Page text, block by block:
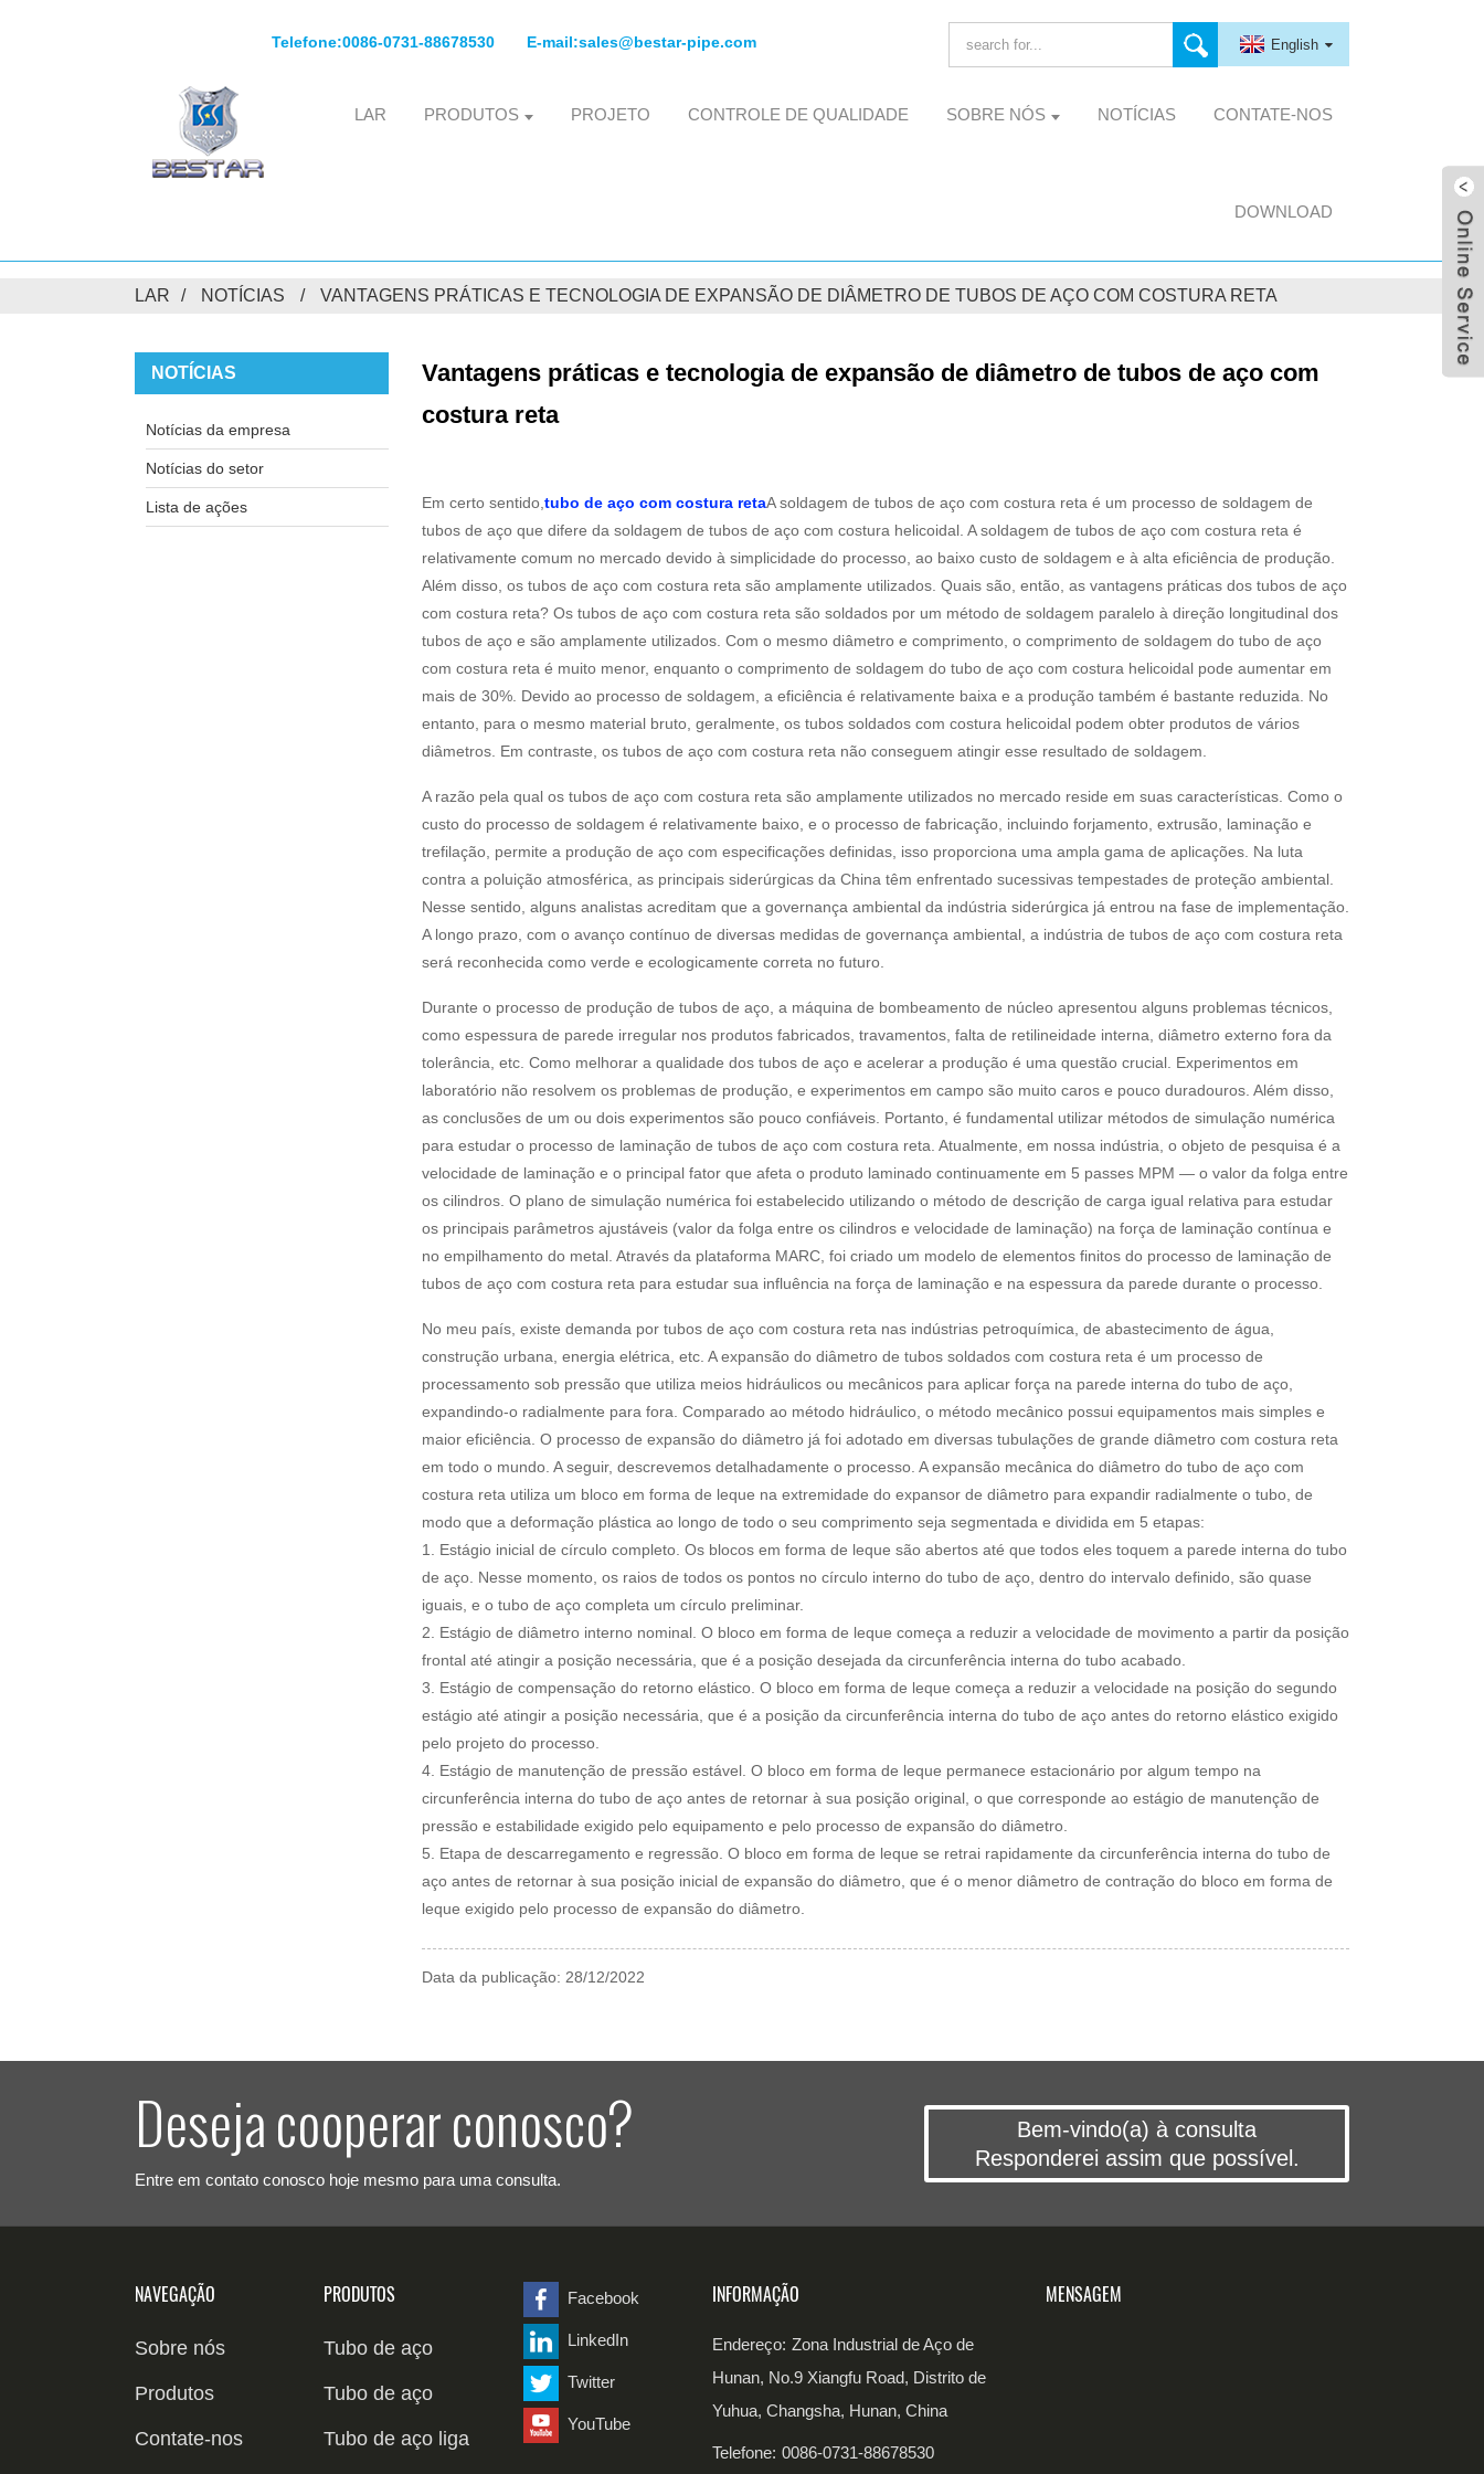
Telefone:0086-0731-88678530 E-mail:sales@bestar-pipe.com English
LAR PRODUTOS PROJETO CONTROLE DE QUALIDADE SOBRE NÓS NOTÍCIAS CONTATE-NOS
DOWNLOAD
LAR NOTÍCIAS VANTAGENS PRÁTICAS E TECNOLOGIA DE EXPANSÃO DE DIÂMETRO DE TUBOS DE AÇO COM COSTURA RETA
NOTÍCIAS
Notícias da empresa
Notícias do setor
Lista de ações
Vantagens práticas e tecnologia de expansão de diâmetro de tubos de aço com
costura reta
Em certo sentido, tubo de aço com costura retaA soldagem de tubos de aço com costura reta é um processo de soldagem de
tubos de aço que difere da soldagem de tubos de aço com costura helicoidal. A soldagem de tubos de aço com costura reta é
relativamente comum no mercado devido à simplicidade do processo, ao baixo custo de soldagem e à alta eficiência de produção.
Além disso, os tubos de aço com costura reta são amplamente utilizados. Quais são, então, as vantagens práticas dos tubos de aço
com costura reta? Os tubos de aço com costura reta são soldados por um método de soldagem paralelo à direção longitudinal dos
tubos de aço e são amplamente utilizados. Com o mesmo diâmetro e comprimento, o comprimento de soldagem do tubo de aço
com costura reta é muito menor, enquanto o comprimento de soldagem do tubo de aço com costura helicoidal pode aumentar em
mais de 30%. Devido ao processo de soldagem, a eficiência é relativamente baixa e a produção também é bastante reduzida. No
entanto, para o mesmo material bruto, geralmente, os tubos soldados com costura helicoidal podem obter produtos de vários
diâmetros. Em contraste, os tubos de aço com costura reta não conseguem atingir esse resultado de soldagem.
A razão pela qual os tubos de aço com costura reta são amplamente utilizados no mercado reside em suas características. Como o
custo do processo de soldagem é relativamente baixo, e o processo de fabricação, incluindo forjamento, extrusão, laminação e
trefilação, permite a produção de aço com especificações definidas, isso proporciona uma ampla gama de aplicações. Na luta
contra a poluição atmosférica, as principais siderúrgicas da China têm enfrentado sucessivas tempestades de proteção ambiental.
Nesse sentido, alguns analistas acreditam que a governança ambiental da indústria siderúrgica já entrou na fase de implementação.
A longo prazo, com o avanço contínuo de diversas medidas de governança ambiental, a indústria de tubos de aço com costura reta
será reconhecida como verde e ecologicamente correta no futuro.
Durante o processo de produção de tubos de aço, a máquina de bombeamento de núcleo apresentou alguns problemas técnicos,
como espessura de parede irregular nos produtos fabricados, travamentos, falta de retilineidade interna, diâmetro externo fora da
tolerância, etc. Como melhorar a qualidade dos tubos de aço e acelerar a produção é uma questão crucial. Experimentos em
laboratório não resolvem os problemas de produção, e experimentos em campo são muito caros e pouco duradouros. Além disso,
as conclusões de um ou dois experimentos são pouco confiáveis. Portanto, é fundamental utilizar métodos de simulação numérica
para estudar o processo de laminação de tubos de aço com costura reta. Atualmente, em nossa indústria, o objeto de pesquisa é a
velocidade de laminação e o principal fator que afeta o produto laminado continuamente em 5 passes MPM — o valor da folga entre
os cilindros. O plano de simulação numérica foi estabelecido utilizando o método de descrição de carga igual relativa para estudar
os principais parâmetros ajustáveis ​​(valor da folga entre os cilindros e velocidade de laminação) na força de laminação contínua e
no empilhamento do metal. Através da plataforma MARC, foi criado um modelo de elementos finitos do processo de laminação de
tubos de aço com costura reta para estudar sua influência na força de laminação e na espessura da parede durante o processo.
No meu país, existe demanda por tubos de aço com costura reta nas indústrias petroquímica, de abastecimento de água,
construção urbana, energia elétrica, etc. A expansão do diâmetro de tubos soldados com costura reta é um processo de
processamento sob pressão que utiliza meios hidráulicos ou mecânicos para aplicar força na parede interna do tubo de aço,
expandindo-o radialmente para fora. Comparado ao método hidráulico, o método mecânico possui equipamentos mais simples e
maior eficiência. O processo de expansão do diâmetro já foi adotado em diversas tubulações de grande diâmetro com costura reta
em todo o mundo. A seguir, descrevemos detalhadamente o processo. A expansão mecânica do diâmetro do tubo de aço com
costura reta utiliza um bloco em forma de leque na extremidade do expansor de diâmetro para expandir radialmente o tubo, de
modo que a deformação plástica ao longo de todo o seu comprimento seja segmentada e dividida em 5 etapas:
1. Estágio inicial de círculo completo. Os blocos em forma de leque são abertos até que todos eles toquem a parede interna do tubo
de aço. Nesse momento, os raios de todos os pontos no círculo interno do tubo de aço, dentro do intervalo definido, são quase
iguais, e o tubo de aço completa um círculo preliminar.
2. Estágio de diâmetro interno nominal. O bloco em forma de leque começa a reduzir a velocidade de movimento a partir da posição
frontal até atingir a posição necessária, que é a posição desejada da circunferência interna do tubo acabado.
3. Estágio de compensação do retorno elástico. O bloco em forma de leque começa a reduzir a velocidade na posição do segundo
estágio até atingir a posição necessária, que é a posição da circunferência interna do tubo de aço antes do retorno elástico exigido
pelo projeto do processo.
4. Estágio de manutenção de pressão estável. O bloco em forma de leque permanece estacionário por algum tempo na
circunferência interna do tubo de aço antes de retornar à sua posição original, o que corresponde ao estágio de manutenção de
pressão e estabilidade exigido pelo equipamento e pelo processo de expansão do diâmetro.
5. Etapa de descarregamento e regressão. O bloco em forma de leque se retrai rapidamente da circunferência interna do tubo de
aço antes de retornar à sua posição inicial de expansão do diâmetro, que é o menor diâmetro de contração do bloco em forma de
leque exigido pelo processo de expansão do diâmetro.
Data da publicação: 28/12/2022
Deseja cooperar conosco?
Entre em contato conosco hoje mesmo para uma consulta.
Bem-vindo(a) à consulta
Responderei assim que possível.
NAVEGAÇÃO
Sobre nós
Produtos
Contate-nos
PRODUTOS
Tubo de aço
carbono
Tubo sem costura
Tubo de aço
inoxidável
Tubo de aço liga
Facebook
LinkedIn
Twitter
YouTube
INFORMAÇÃO
Endereço: Zona Industrial de Aço de
Hunan, No.9 Xiangfu Road, Distrito de
Yuhua, Changsha, Hunan, China
Telefone: 0086-0731-88678530
MENSAGEM